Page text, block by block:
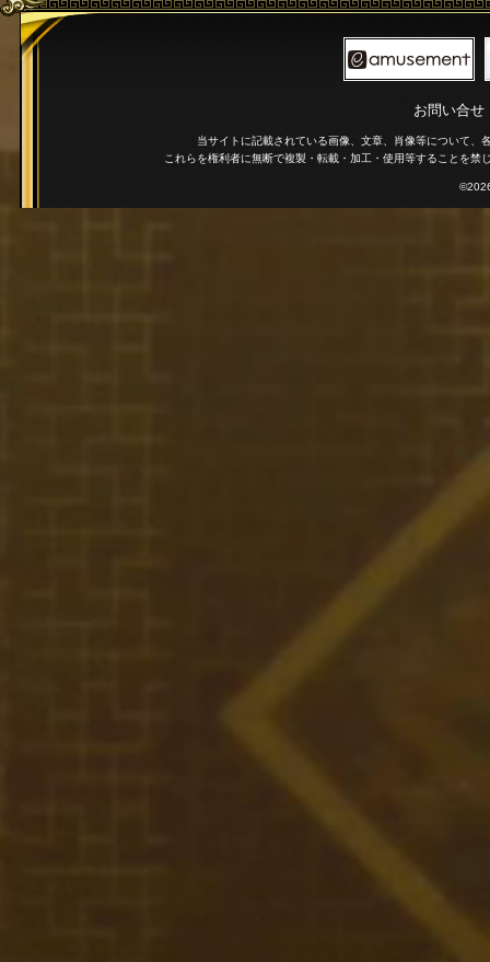
お問い合せ
当サイトに記載されている画像、文章、肖像等について
これらを権利者に無断で複製・転載・加工・使用等することを